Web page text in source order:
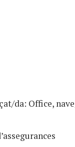
da: Office,